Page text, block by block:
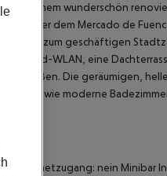
in einem wunderschön
dem Mercado de
zum geschäftigen
WLAN, eine
genießen. Die geräumigen,
sowie moderne
Internetzugang: nein Minibar